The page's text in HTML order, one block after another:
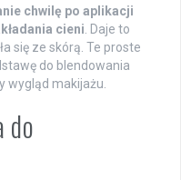
chwilę po aplikacji
cieni . Daje to
się ze skórą. Te proste
do blendowania
wygląd makijażu.
do